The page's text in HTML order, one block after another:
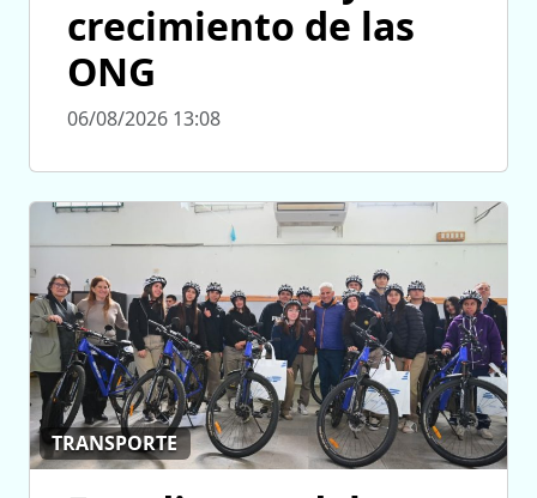
crecimiento de las
ONG
06/08/2026 13:08
TRANSPORTE